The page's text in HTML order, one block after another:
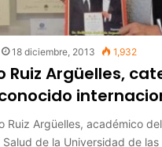
18 diciembre, 2013 1,932
Ruiz Argüelles,
Ruiz Argüelles, académico
Salud de la Universidad de las